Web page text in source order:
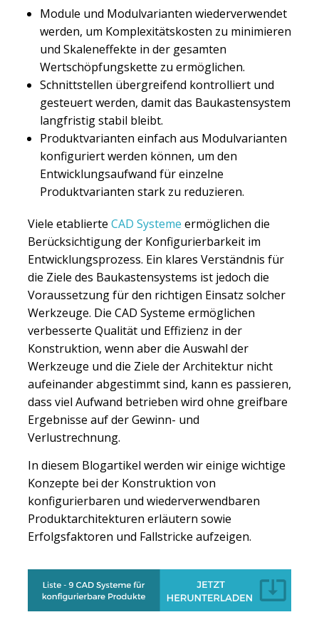
Module und Modulvarianten wiederverwendet
werden, um Komplexitätskosten zu minimieren
und Skaleneffekte in der gesamten
Wertschöpfungskette zu ermöglichen.
Schnittstellen übergreifend kontrolliert und
gesteuert werden, damit das Baukastensystem
langfristig stabil bleibt.
Produktvarianten einfach aus Modulvarianten
konfiguriert werden können, um den
Entwicklungsaufwand für einzelne
Produktvarianten stark zu reduzieren.
Viele etablierte CAD Systeme ermöglichen die
Berücksichtigung der Konfigurierbarkeit im
Entwicklungsprozess. Ein klares Verständnis für
die Ziele des Baukastensystems ist jedoch die
Voraussetzung für den richtigen Einsatz solcher
Werkzeuge. Die CAD Systeme ermöglichen
verbesserte Qualität und Effizienz in der
Konstruktion, wenn aber die Auswahl der
Werkzeuge und die Ziele der Architektur nicht
aufeinander abgestimmt sind, kann es passieren,
dass viel Aufwand betrieben wird ohne greifbare
Ergebnisse auf der Gewinn- und
Verlustrechnung.
In diesem Blogartikel werden wir einige wichtige
Konzepte bei der Konstruktion von
konfigurierbaren und wiederverwendbaren
Produktarchitekturen erläutern sowie
Erfolgsfaktoren und Fallstricke aufzeigen.